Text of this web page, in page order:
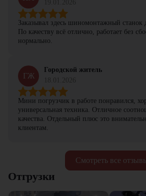
Смотреть все
Заказывал здесь шиномонтажный станок
По качеству всё отлично, работает без
нормально.
ГЖ
Городской житель
Мини погрузчик в работе понравился,
универсальная техника. Отличное
качества. Отдельный плюс это
клиентам.
Отгрузки